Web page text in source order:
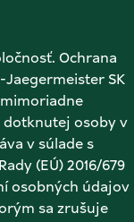
Ochrana
SK
mimoriadne
dotknutej osoby v
v súlade s
(EÚ) 2016/679
osobných údajov
sa zrušuje